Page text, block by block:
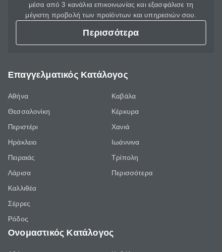
μέσα από 3 κανάλια επικοινωνίας και εξασφάλισε τη
μέγιστη προβολή των προϊόντων και υπηρεσιών σου.
Περισσότερα
Επαγγελματικός Κατάλογος
Αθήνα
Θεσσαλονίκη
Περιστέρι
Ηράκλειο
Πειραιάς
Λάρισα
Καλλιθέα
Σέρρες
Ρόδος
Καβάλα
Κέρκυρα
Χανιά
Ιωάννινα
Τρίπολη
Περισσότερα
Ονομαστικός Κατάλογος